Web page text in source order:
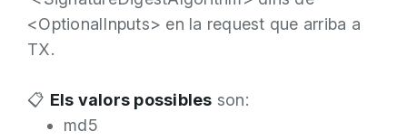
<OptionalInputs> en la request que arriba a
TX.
📋 Els valors possibles son:
md5